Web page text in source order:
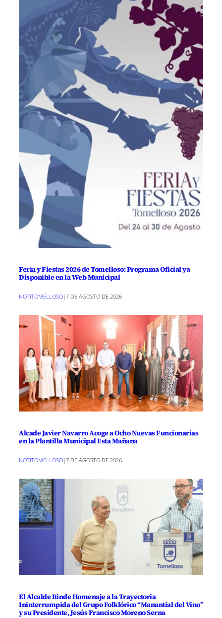
Feria y Fiestas 2026 de Tomelloso: Programa Oficial ya
Disponible en la Web Municipal
NOTITOMELLOSO|7 DE AGOSTO DE 2026
Alcade Javier Navarro Acoge a Ocho Nuevas Funcionarias
en la Plantilla Municipal Esta Mañana
NOTITOMELLOSO|7 DE AGOSTO DE 2026
El Alcalde Rinde Homenaje a la Trayectoria
Ininterrumpida del Grupo Folklórico “Manantial del Vino”
y su Presidente, Jesús Francisco Moreno Serna